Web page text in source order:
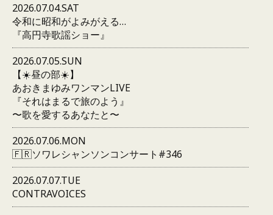
2026.07.04.SAT
令和に昭和がよみがえる…
『高円寺歌謡ショー』
2026.07.05.SUN
【☀️昼の部☀️】
あおきまゆみワンマンLIVE
『それはまるで旅のよう』
〜歌を愛するあなたと〜
2026.07.06.MON
🇫🇷ソワレシャンソンコンサート#346
2026.07.07.TUE
CONTRAVOICES